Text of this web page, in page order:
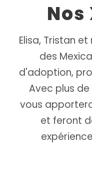
Elisa, Tristan
des
d'adoption,
Avec plus de
vous
et feront